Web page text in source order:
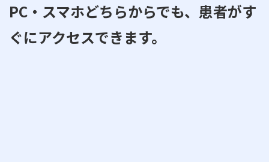
PC・スマホどちらからでも、患者がす
ぐにアクセスできます。